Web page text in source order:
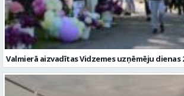
Valmierā aizvadītas Vidzemes uzņēmēju dienas